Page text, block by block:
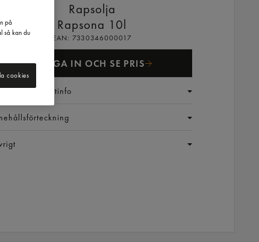
Rapsolja
Rapsona 10l
EAN: 7330346000017
LOGGA IN OCH SE PRIS
produktinfo
på
så kan du
cookies